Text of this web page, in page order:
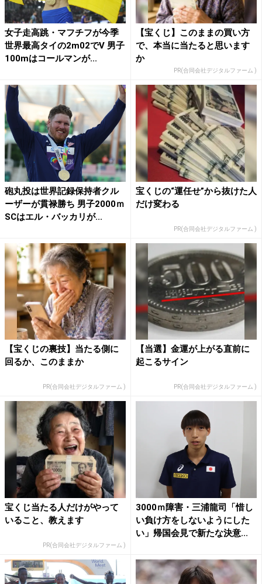
女子走高跳・マフチフが今季
世界最高タイの2m02でV 男子
100mはコールマンが...
【宝くじ】このままの買い方
で、本当に当たると思います
か
PR(合同会社デジタルファーム )
砲丸投は世界記録保持者クル
ーザーが貫禄勝ち 男子2000ｍ
SCはエル・バッカリが...
宝くじの“運任せ”から抜けた人
だけ変わる
PR(合同会社デジタルファーム )
【宝くじの裏技】当たる側に
回るか、このままか
PR(合同会社デジタルファーム )
【当選】金運が上がる直前に
起こるサイン
PR(合同会社デジタルファーム )
宝くじ当たる人だけがやって
いること、教えます
PR(合同会社デジタルファーム )
3000ｍ障害・三浦龍司「惜し
い負け方をしないようにした
い」帰国会見で新たな決意...